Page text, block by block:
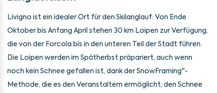
Livigno ist ein idealer Ort für den Skilanglauf: Von Ende
Oktober bis Anfang April stehen 30 km Loipen zur Verfügung,
die von der Forcola bis in den unteren Teil der Stadt führen.
Die Loipen werden im Spätherbst präpariert, auch wenn
noch kein Schnee gefallen ist, dank der SnowFraming"-
Methode, die es den Veranstaltern ermöglicht, den Schnee